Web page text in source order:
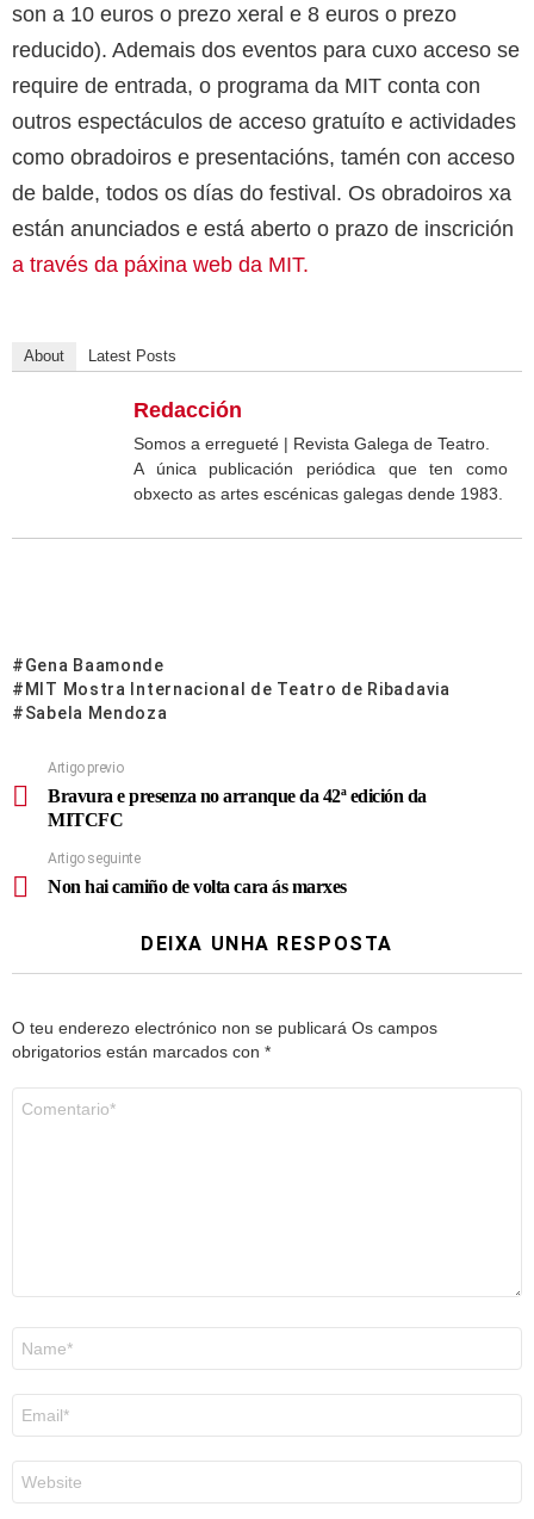
son a 10 euros o prezo xeral e 8 euros o prezo
reducido). Ademais dos eventos para cuxo acceso se
require de entrada, o programa da MIT conta con
outros espectáculos de acceso gratuíto e actividades
como obradoiros e presentacións, tamén con acceso
de balde, todos os días do festival. Os obradoiros xa
están anunciados e está aberto o prazo de inscrición
a través da páxina web da MIT.
About Latest Posts
Redacción
Somos a erregueté | Revista Galega de Teatro.
A única publicación periódica que ten como
obxecto as artes escénicas galegas dende 1983.
Gena Baamonde
MIT Mostra Internacional de Teatro de Ribadavia
Sabela Mendoza
Artigo previo
Bravura e presenza no arranque da 42ª edición da
MITCFC
Artigo seguinte
Non hai camiño de volta cara ás marxes
DEIXA UNHA RESPOSTA
O teu enderezo electrónico non se publicará Os campos
obrigatorios están marcados con *
electrónico
*